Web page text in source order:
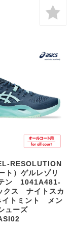
RESOLUTION
ト）ゲルレゾリ
ン 1041A481-
ス ナイトスカ
イトミント メン
ューズ